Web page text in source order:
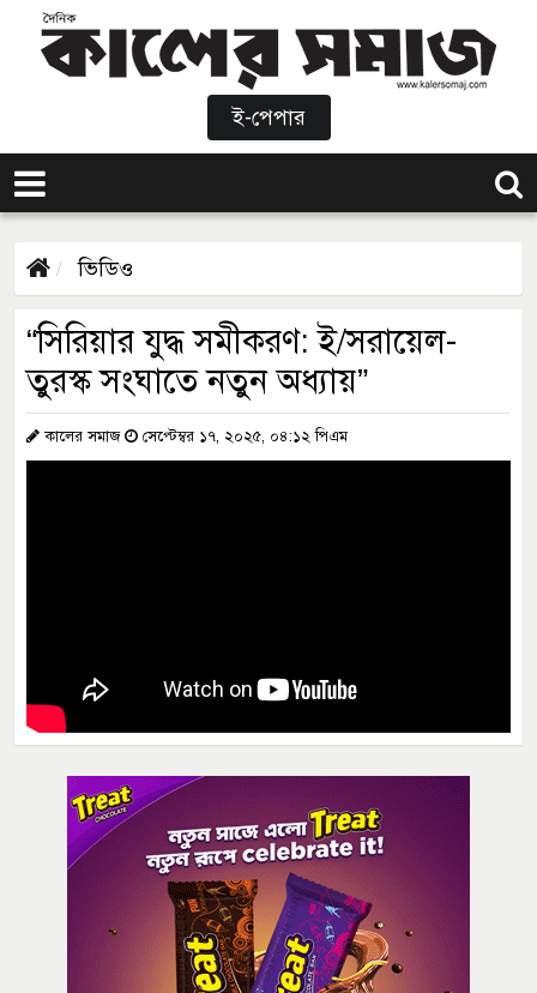
ই-পেপার
ভিডিও
“সিরিয়ার যুদ্ধ সমীকরণ: ই/সরায়েল-
তুরস্ক সংঘাতে নতুন অধ্যায়”
কালের সমাজ সেপ্টেম্বর ১৭, ২০২৫, ০৪:১২ পিএম